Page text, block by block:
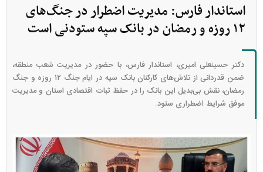
استاندار فارس: مدیریت اضطرار در جنگ‌های
۱۲ روزه و رمضان در بانک سپه ستودنی است
دکتر حسینعلی امیری، استاندار فارس، با حضور در مدیریت شعب منطقه،
ضمن قدردانی از تلاش‌های کارکنان بانک سپه در ایام جنگ ۱۲ روزه و جنگ
رمضان، نقش بی‌بدیل این بانک را در حفظ ثبات اقتصادی استان و مدیریت
موفق شرایط اضطراری ستود.